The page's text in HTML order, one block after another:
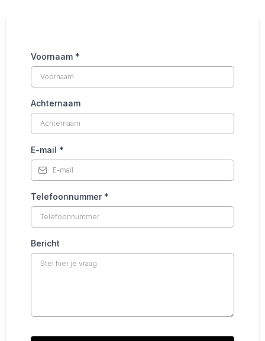
Voornaam *
Achternaam
E-mail *
Telefoonnummer *
Bericht